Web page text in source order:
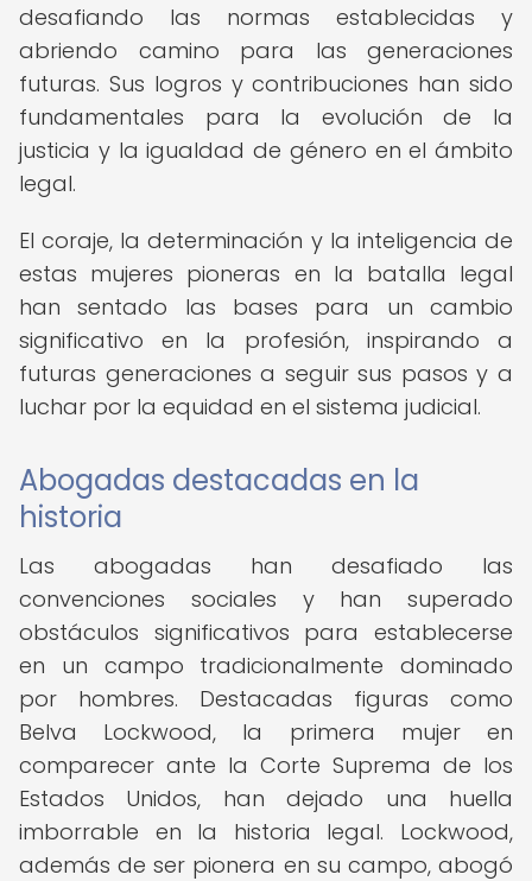
desafiando las normas establecidas y
abriendo camino para las generaciones
futuras. Sus logros y contribuciones han sido
fundamentales para la evolución de la
justicia y la igualdad de género en el ámbito
legal.
El coraje, la determinación y la inteligencia de
estas mujeres pioneras en la batalla legal
han sentado las bases para un cambio
significativo en la profesión, inspirando a
futuras generaciones a seguir sus pasos y a
luchar por la equidad en el sistema judicial.
Abogadas destacadas en la
historia
Las abogadas han desafiado las
convenciones sociales y han superado
obstáculos significativos para establecerse
en un campo tradicionalmente dominado
por hombres. Destacadas figuras como
Belva Lockwood, la primera mujer en
comparecer ante la Corte Suprema de los
Estados Unidos, han dejado una huella
imborrable en la historia legal. Lockwood,
además de ser pionera en su campo, abogó